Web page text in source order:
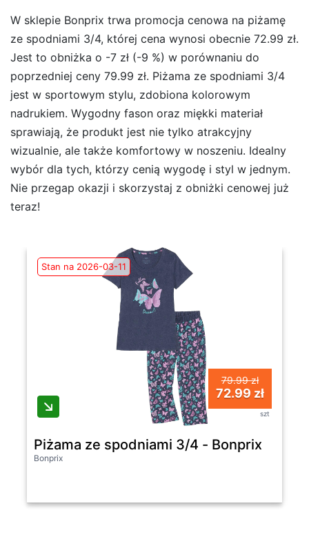
W sklepie Bonprix trwa promocja cenowa na piżamę
ze spodniami 3/4, której cena wynosi obecnie 72.99 zł.
Jest to obniżka o -7 zł (-9 %) w porównaniu do
poprzedniej ceny 79.99 zł. Piżama ze spodniami 3/4
jest w sportowym stylu, zdobiona kolorowym
nadrukiem. Wygodny fason oraz miękki materiał
sprawiają, że produkt jest nie tylko atrakcyjny
wizualnie, ale także komfortowy w noszeniu. Idealny
wybór dla tych, którzy cenią wygodę i styl w jednym.
Nie przegap okazji i skorzystaj z obniżki cenowej już
teraz!
Stan na 2026-03-11
79.99 zł
72.99 zł
szt
Piżama ze spodniami 3/4 - Bonprix
Bonprix